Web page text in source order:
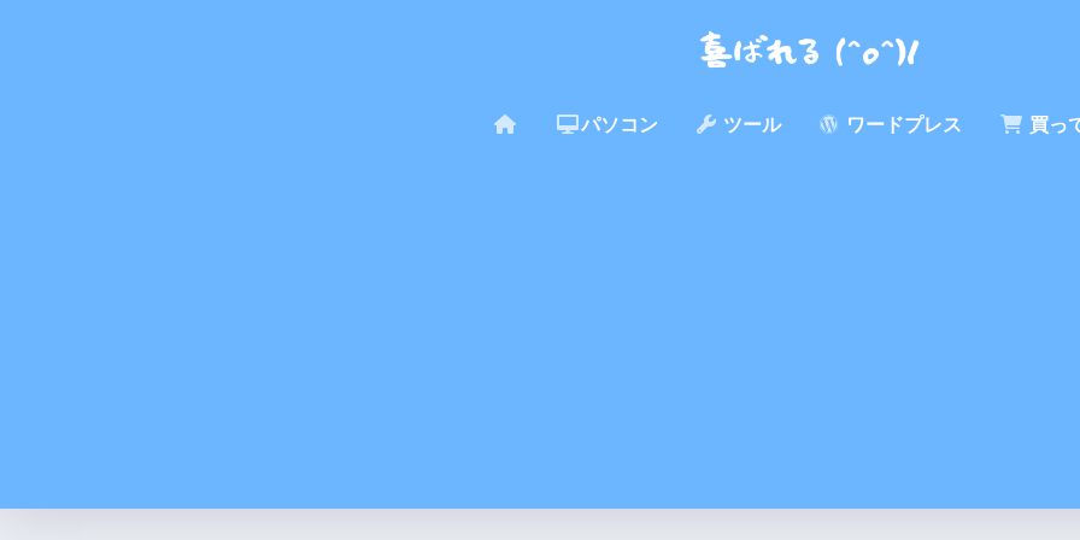
パソコン ツール ワードプレス 買っ